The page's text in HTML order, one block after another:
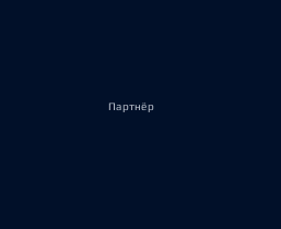
Партнёр